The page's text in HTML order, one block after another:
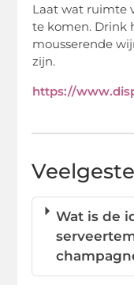
Laat wat ruimte
te komen. Drink
mousserende
zijn.
https://
Wat is de